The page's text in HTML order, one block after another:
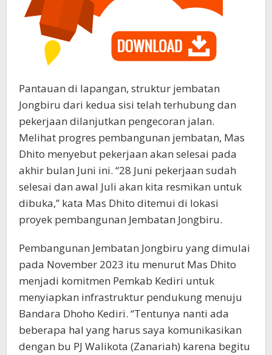
Pantauan di lapangan, struktur jembatan
Jongbiru dari kedua sisi telah terhubung dan
pekerjaan dilanjutkan pengecoran jalan.
Melihat progres pembangunan jembatan, Mas
Dhito menyebut pekerjaan akan selesai pada
akhir bulan Juni ini. “28 Juni pekerjaan sudah
selesai dan awal Juli akan kita resmikan untuk
dibuka,” kata Mas Dhito ditemui di lokasi
proyek pembangunan Jembatan Jongbiru.
Pembangunan Jembatan Jongbiru yang dimulai
pada November 2023 itu menurut Mas Dhito
menjadi komitmen Pemkab Kediri untuk
menyiapkan infrastruktur pendukung menuju
Bandara Dhoho Kediri. “Tentunya nanti ada
beberapa hal yang harus saya komunikasikan
dengan bu PJ Walikota (Zanariah) karena begitu